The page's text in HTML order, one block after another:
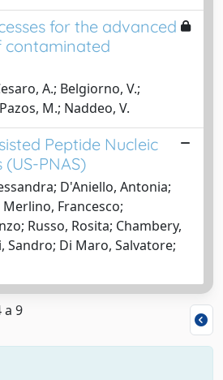
for the advanced
contaminated
A.; Belgiorno, V.;
M.; Naddeo, V.
Peptide Nucleic
(US-PNAS)
D'Aniello, Antonia;
Francesco;
Russo, Rosita; Chambery,
Sandro; Di Maro, Salvatore;
a 9